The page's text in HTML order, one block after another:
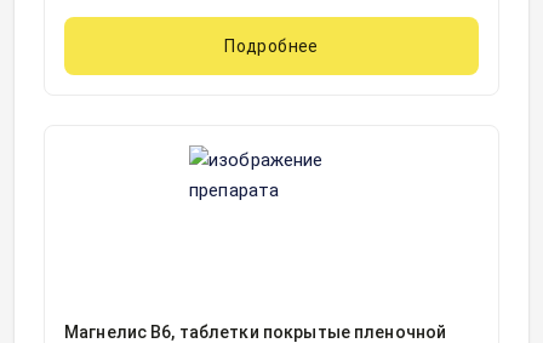
Подробнее
Магнелис В6, таблетки покрытые пленочной